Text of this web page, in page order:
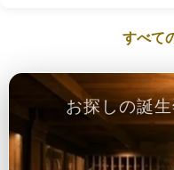
すべて
お探しの誕